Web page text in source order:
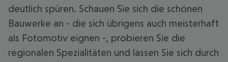
deutlich spüren. Schauen Sie sich die schönen
Bauwerke an - die sich übrigens auch meisterhaft
als Fotomotiv eignen -, probieren Sie die
regionalen Spezialitäten und lassen Sie sich durch